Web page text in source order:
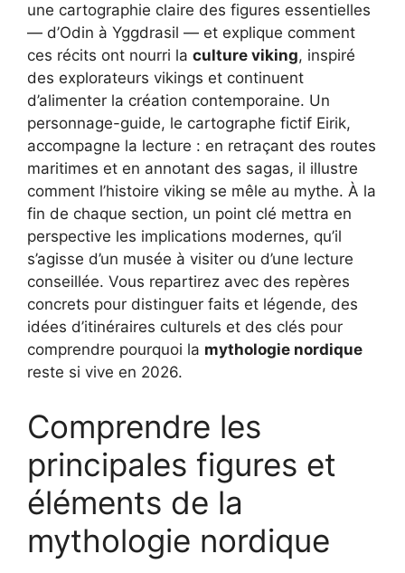
une cartographie claire des figures essentielles
— d’Odin à Yggdrasil — et explique comment
ces récits ont nourri la culture viking, inspiré
des explorateurs vikings et continuent
d’alimenter la création contemporaine. Un
personnage-guide, le cartographe fictif Eirik,
accompagne la lecture : en retraçant des routes
maritimes et en annotant des sagas, il illustre
comment l’histoire viking se mêle au mythe. À la
fin de chaque section, un point clé mettra en
perspective les implications modernes, qu’il
s’agisse d’un musée à visiter ou d’une lecture
conseillée. Vous repartirez avec des repères
concrets pour distinguer faits et légende, des
idées d’itinéraires culturels et des clés pour
comprendre pourquoi la mythologie nordique
reste si vive en 2026.
Comprendre les
principales figures et
éléments de la
mythologie nordique